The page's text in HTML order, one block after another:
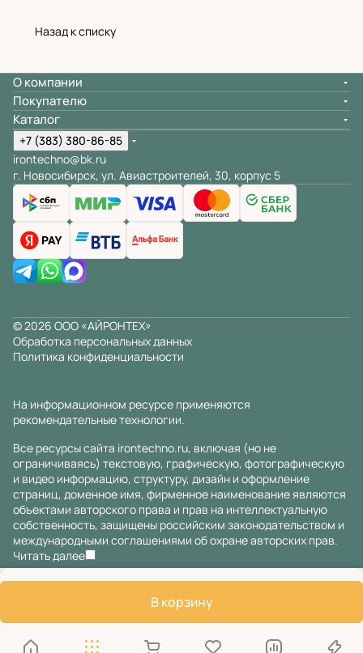
Назад к списку
В корзину
О компании
Покупателю
Каталог
+7 (383) 380-86-85
irontechno@bk.ru
г. Новосибирск, ул. Авиастроителей, 30, корпус 5
© 2026 ООО «АЙРОНТЕХ»
Обработка персональных данных
Политика конфиденциальности
На информационном ресурсе применяются
рекомендательные технологии.
Все ресурсы сайта irontechno.ru, включая (но не
ограничиваясь) текстовую, графическую, фотографическую
и видео информацию, структуру, дизайн и оформление
страниц, доменное имя, фирменное наименование являются
объектами авторского права и прав на интеллектуальную
собственность, защищены российским законодательством и
международными соглашениями об охране авторских прав.
Читать далее